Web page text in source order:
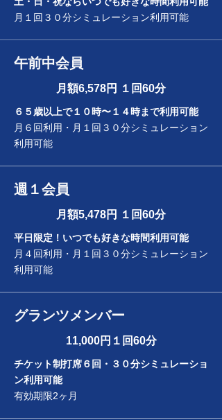
​月１回３０分シミュレーション利用可能
午前中会員
月額6,578円 １回60分
６５歳以上で１０時〜１４時まで利用可能
​月６回利用・月１回３０分シミュレーション
利用可能
週１会員
​月額5,478円 １回60分
平日限定！いつでも好きな時間利用可能
​月４回利用・月１回３０分シミュレーション
利用可能
グランツメンバー
​11,000円１回60分
チケット制打席６回・３０分シミュレーショ
ン利用可能
有効期限2ヶ月